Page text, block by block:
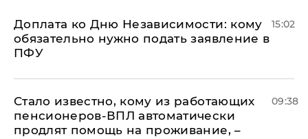
Доплата ко Дню Независимости: кому
обязательно нужно подать заявление в
ПФУ
15:02
Стало известно, кому из работающих
пенсионеров-ВПЛ автоматически
продлят помощь на проживание, –
09:38